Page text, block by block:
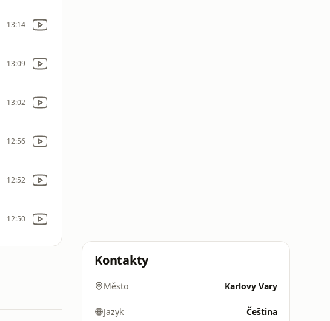
13:14
13:09
13:02
12:56
12:52
12:50
Kontakty
Město Karlovy Vary
Jazyk Čeština